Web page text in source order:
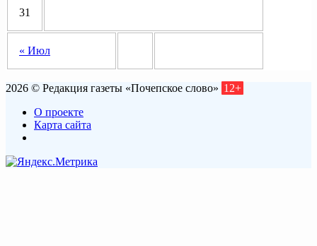
« Июл
31
2026 © Редакция газеты «Почепское слово» 12+
О проекте
Карта сайта